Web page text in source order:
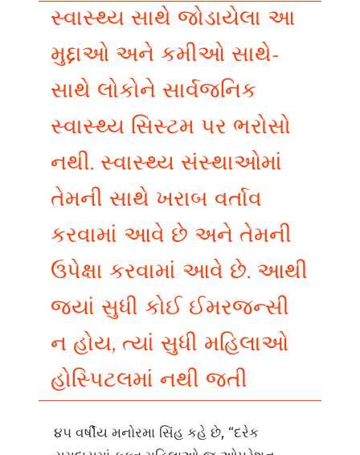
સ્વાસ્થ્ય સાથે જોડાયેલા આ
મુદ્દાઓ અને કમીઓ સાથે-
સાથે લોકોને સાર્વજનિક
સ્વાસ્થ્ય સિસ્ટમ પર ભરોસો
નથી. સ્વાસ્થ્ય સંસ્થાઓમાં
તેમની સાથે ખરાબ વર્તાવ
કરવામાં આવે છે અને તેમની
ઉપેક્ષા કરવામાં આવે છે. આથી
જ્યાં સુધી કોઈ ઈમરજન્સી
ન હોય, ત્યાં સુધી મહિલાઓ
હોસ્પિટલમાં નથી જતી
૪૫ વર્ષીય મનોરમા સિંહ કહે છે, “દરેક